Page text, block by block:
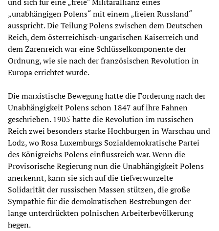
„unabhängigen Polens“ mit einem „freien Russland“
ausspricht. Die Teilung Polens zwischen dem Deutschen
Reich, dem österreichisch-ungarischen Kaiserreich und
dem Zarenreich war eine Schlüsselkomponente der
Ordnung, wie sie nach der französischen Revolution in
Europa errichtet wurde.
Die marxistische Bewegung hatte die Forderung nach der
Unabhängigkeit Polens schon 1847 auf ihre Fahnen
geschrieben. 1905 hatte die Revolution im russischen
Reich zwei besonders starke Hochburgen in Warschau und
Lodz, wo Rosa Luxemburgs Sozialdemokratische Partei
des Königreichs Polens einflussreich war. Wenn die
Provisorische Regierung nun die Unabhängigkeit Polens
anerkennt, kann sie sich auf die tiefverwurzelte
Solidarität der russischen Massen stützen, die große
Sympathie für die demokratischen Bestrebungen der
lange unterdrückten polnischen Arbeiterbevölkerung
hegen.